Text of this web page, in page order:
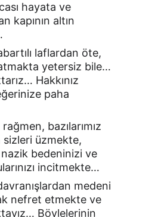
hayata ve
kapının altın
laflardan öte,
yetersiz bile…
Hakkınız
paha
bazılarımız
sizleri üzmekte,
bedeninizi ve
incitmekte…
medeni
nefret etmekte ve
Böylelerinin